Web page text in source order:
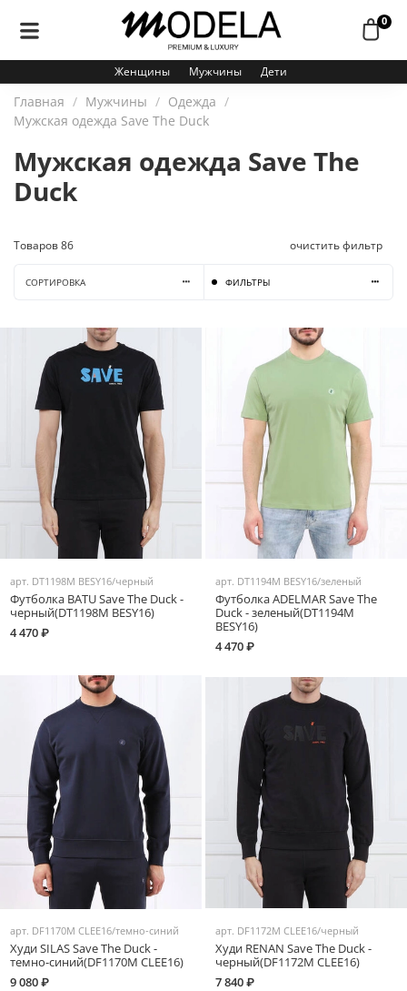
0
Женщины Мужчины Дети
Главная Мужчины
Одежда
Мужская одежда Save The Duck
Мужская одежда Save The
Duck
Товаров86 очистить фильтр
СОРТИРОВКА ФИЛЬТРЫ
арт. DT1198M BESY16/черный
Футболка BATU Save The Duck -
черный(DT1198M BESY16)
4 470 ₽
арт. DT1194M BESY16/зеленый
Футболка ADELMAR Save The
Duck - зеленый(DT1194M
BESY16)
4 470 ₽
арт. DF1170M CLEE16/темно-синий
Худи SILAS Save The Duck -
темно-синий(DF1170M CLEE16)
9 080 ₽
арт. DF1172M CLEE16/черный
Худи RENAN Save The Duck -
черный(DF1172M CLEE16)
7 840 ₽